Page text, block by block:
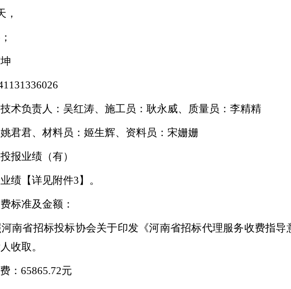
天，
术负责人：吴红涛、施工员：耿永威、质量员：李精精
君君、材料员：姬生辉、资料员：宋姗姗
报业绩（有）
绩【详见附件3】。
标准及金额：
南省招标投标协会关于印发《河南省招标代理服务收费指导
收取。
：65865.72元